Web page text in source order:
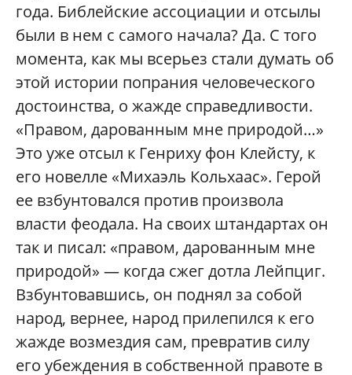
года. Библейские ассоциации и отсылы
были в нем с самого начала? Да. C того
момента, как мы всерьез стали думать об
этой истории попрания человеческого
достоинства, о жажде справедливости.
«Правом, дарованным мне природой…»
Это уже отсыл к Генриху фон Клейсту, к
его новелле «Михаэль Кольхаас». Герой
ее взбунтовался против произвола
власти феодала. На своих штандартах он
так и писал: «правом, дарованным мне
природой» — когда сжег дотла Лейпциг.
Взбунтовавшись, он поднял за собой
народ, вернее, народ прилепился к его
жажде возмездия сам, превратив силу
его убеждения в собственной правоте в